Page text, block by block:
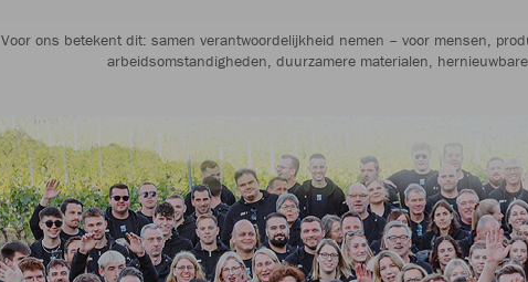
Voor ons betekent dit: samen verantwoordelijkheid nemen – voor mensen,
arbeidsomstandigheden, duurzamere materialen,